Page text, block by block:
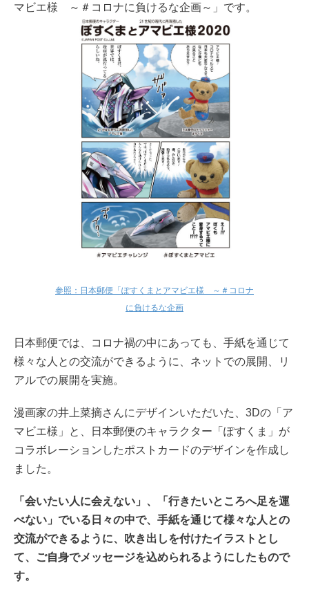
マビエ様 ～＃コロナに負けるな企画～」です。
参照：日本郵便「ぽすくまとアマビエ様 ～＃コロナ
に負けるな企画
日本郵便では、コロナ禍の中にあっても、手紙を通じて
様々な人との交流ができるように、ネットでの展開、リ
アルでの展開を実施。
漫画家の井上菜摘さんにデザインいただいた、3Dの「ア
マビエ様」と、日本郵便のキャラクター「ぽすくま」が
コラボレーションしたポストカードのデザインを作成し
ました。
「会いたい人に会えない」、「行きたいところへ足を運
べない」でいる日々の中で、手紙を通じて様々な人との
交流ができるように、吹き出しを付けたイラストとし
て、ご自身でメッセージを込められるようにしたもので
す。